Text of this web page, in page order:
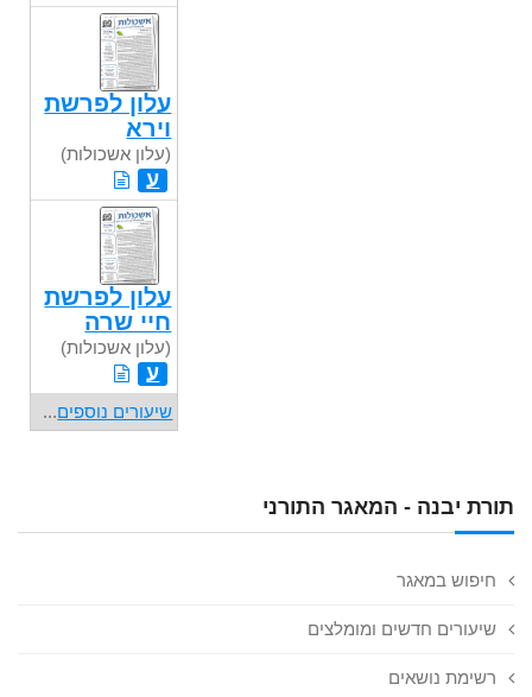
תורת יבנה - המאגר התורני
חיפוש במאגר
שיעורים חדשים ומומלצים
רשימת נושאים
עלון לפרשת
וירא
(עלון אשכולות)
ע
עלון לפרשת
חיי שרה
(עלון אשכולות)
ע
שיעורים נוספים...